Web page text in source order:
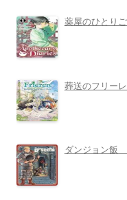
薬屋のひとり
葬送のフリー
ダンジョン飯